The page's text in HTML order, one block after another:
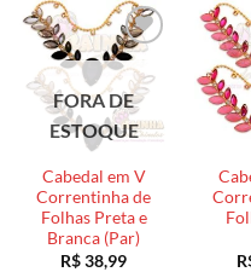
FORA DE
ESTOQUE
Cabedal em V
Correntinha de
Folhas Preta e
Branca (Par)
R$38,99